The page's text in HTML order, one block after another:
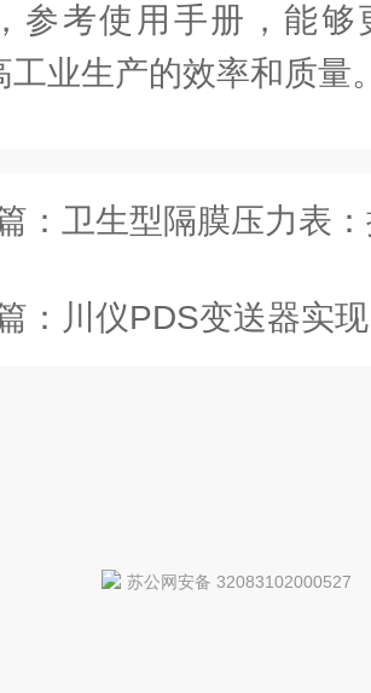
参考使用手册，能够
工业生产的效率和质量
： 卫生型隔膜压力表：提
： 川仪PDS变送器实现了工
苏公网安备 32083102000527